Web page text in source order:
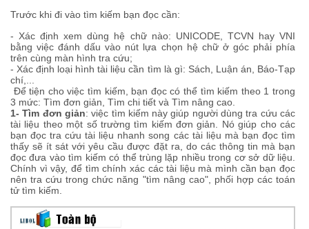
Trước khi đi vào tìm kiếm bạn đọc cần:
- Xác định xem dùng hệ chữ nào: UNICODE, TCVN hay VNI
bằng việc đánh dấu vào nút lựa chọn hệ chữ ở góc phải phía
trên cùng màn hình tra cứu;
- Xác định loại hình tài liệu cần tìm là gì: Sách, Luận án, Báo-Tạp
chí,...
Để tiện cho việc tìm kiếm, bạn đọc có thể tìm kiếm theo 1 trong
3 mức: Tìm đơn giản, Tìm chi tiết và Tìm nâng cao.
1- Tìm đơn giản: việc tìm kiếm này giúp người dùng tra cứu các
tài liệu theo một số trường tìm kiếm đơn giản. Nó giúp cho các
bạn đọc tra cứu tài liệu nhanh song các tài liệu mà bạn đọc tìm
thấy sẽ ít sát với yêu cầu được đặt ra, do các thông tin mà bạn
đọc đưa vào tìm kiếm có thể trùng lặp nhiều trong cơ sở dữ liệu.
Chính vì vậy, để tìm chính xác các tài liệu mà mình cần bạn đọc
nên tra cứu trong chức năng "tìm nâng cao", phối hợp các toán
tử tìm kiếm.